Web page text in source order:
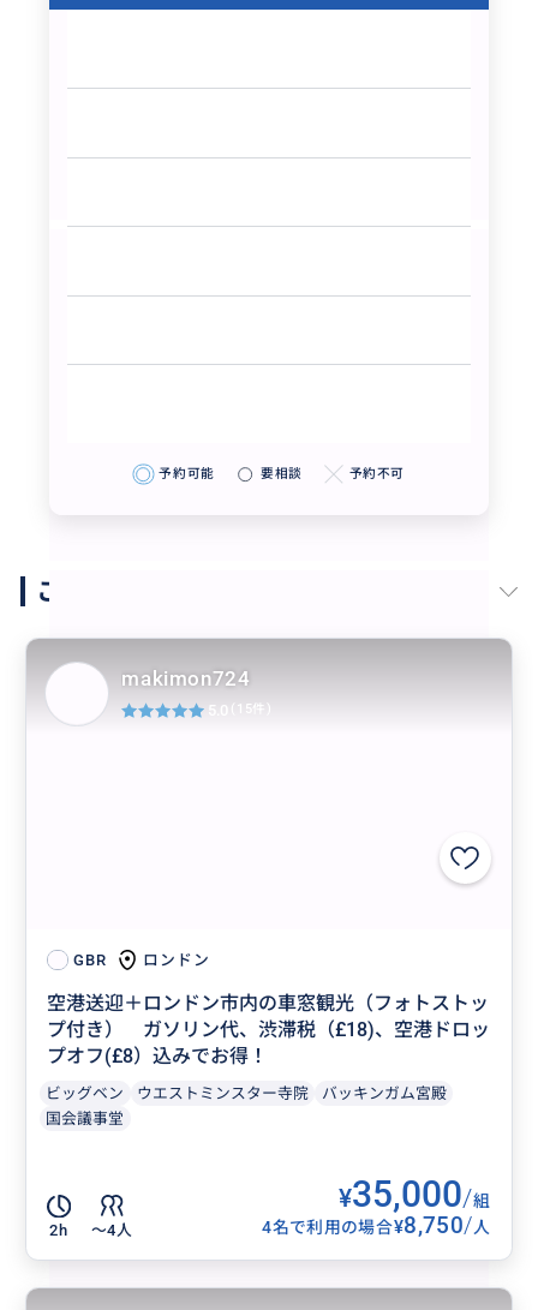
予約可能 要相談 予約不可
このガイドの他の商品
GBR ロンドン
空港送迎＋ロンドン市内の車窓観光（フォトストッ
プ付き） ガソリン代、渋滞税（£18)、空港ドロッ
プオフ(£8）込みでお得！
ビッグベン ウエストミンスター寺院
バッキンガム宮殿
国会議事堂
2h 〜4人
¥35,000/組
4名で利用の場合¥8,750/人
makimon724
5.0 (15件)